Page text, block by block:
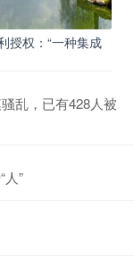
授权：“一种集成
乱，已有428人被
”